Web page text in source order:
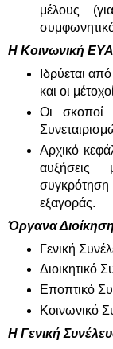
μέλους
Η Κοινωνική
Ιδρύεται
και οι
Οι σκοποί
Αρχικό
αυξήσεις
εξαγοράς.
Όργανα
Γενική
Διοικητικό
Εποπτικό
Κοινωνικό
Η Γενική